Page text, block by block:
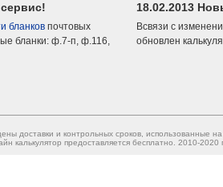
бланков почтовых
бланки: ф.7-п, ф.116,
18.02.2013
Всвязи с
обновлен
доставки и контрольных сроков, использованные
калькулятор предоставляется бесплатно. 2010-2020